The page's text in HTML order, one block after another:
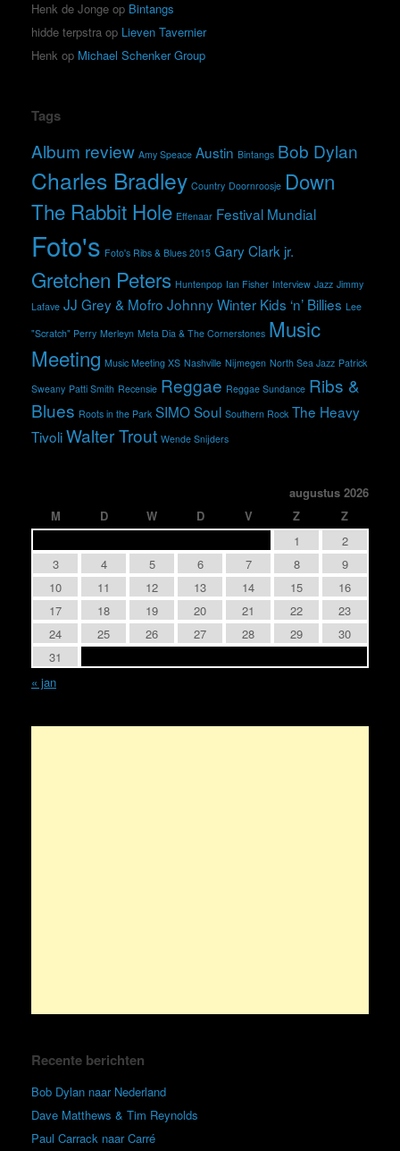
Henk de Jonge op Bintangs
hidde terpstra op Lieven Tavernier
Henk op Michael Schenker Group
Tags
Album review Amy Speace Austin Bintangs Bob Dylan
Charles Bradley Country Doornroosje Down
The Rabbit Hole Effenaar Festival Mundial
Foto's Foto's Ribs & Blues 2015 Gary Clark jr.
Gretchen Peters Huntenpop Ian Fisher Interview Jazz Jimmy
Lafave JJ Grey & Mofro Johnny Winter Kids ‘n’ Billies Lee
"Scratch" Perry Merleyn Meta Dia & The Cornerstones Music
Meeting Music Meeting XS Nashville Nijmegen North Sea Jazz Patrick
Sweany Patti Smith Recensie Reggae Reggae Sundance Ribs &
Blues Roots in the Park SIMOSoul Southern Rock The Heavy
TivoliWalter Trout Wende Snijders
augustus 2026
M
D W D V Z
Z
1
2
3
4 5 6 7 8
9
10
11 12 13 14 15
16
17
18 19 20 21 22
23
24
25 26 27 28 29
30
31
« jan
Recente berichten
Bob Dylan naar Nederland
Dave Matthews & Tim Reynolds
Paul Carrack naar Carré